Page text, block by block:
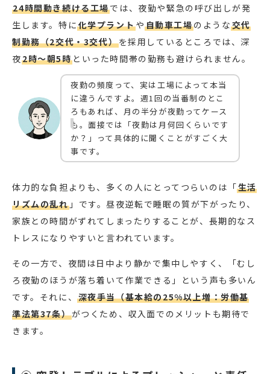
24時間動き続ける工場では、夜勤や緊急の呼び出しが発
生します。特に化学プラントや自動車工場のような交代
制勤務（2交代・3交代）を採用しているところでは、深
夜2時〜朝5時といった時間帯の勤務も避けられません。
夜勤の頻度って、実は工場によって本当
に違うんですよ。週1回の当番制のとこ
ろもあれば、月の半分が夜勤ってケース
も。面接では「夜勤は月何回くらいです
か？」って具体的に聞くことがすごく大
事です。
体力的な負担よりも、多くの人にとってつらいのは「生活
リズムの乱れ 」です。昼夜逆転で睡眠の質が下がったり、
家族との時間がずれてしまったりすることが、長期的なス
トレスになりやすいと言われています。
その一方で、夜間は日中より静かで集中しやすく、「むし
ろ夜勤のほうが落ち着いて作業できる」という声も多いん
です。それに、深夜手当（基本給の25%以上増：労働基
準法第37条）がつくため、収入面でのメリットも期待で
きます。